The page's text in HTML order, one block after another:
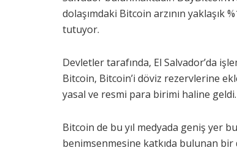
dolaşımdaki Bitcoin arzının yaklaşık
tutuyor.
Devletler tarafında, El Salvador’da
Bitcoin, Bitcoin’i döviz rezervlerine
yasal ve resmi para birimi haline geldi.
Bitcoin de bu yıl medyada geniş yer
benimsenmesine katkıda bulunan